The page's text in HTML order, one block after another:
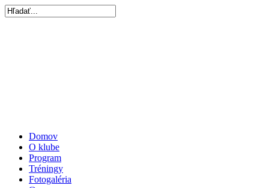
Domov
O klube
Program
Tréningy
Fotogaléria